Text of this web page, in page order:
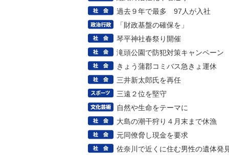
過去９年で最多 97人が入社
「財政基盤の確保を」
琴平神社春祭り開催
滝頭公園で防犯対策キャンペーン
きょう蒲郡コミバス急きょ運休
三井新太郎氏を再任
三遠２位を堅守
自然や生命をテーマに
大島の潮干狩り４月末まで休漁
元同僚脅し現金を要求
佐奈川で近くに住む男性の遺体発